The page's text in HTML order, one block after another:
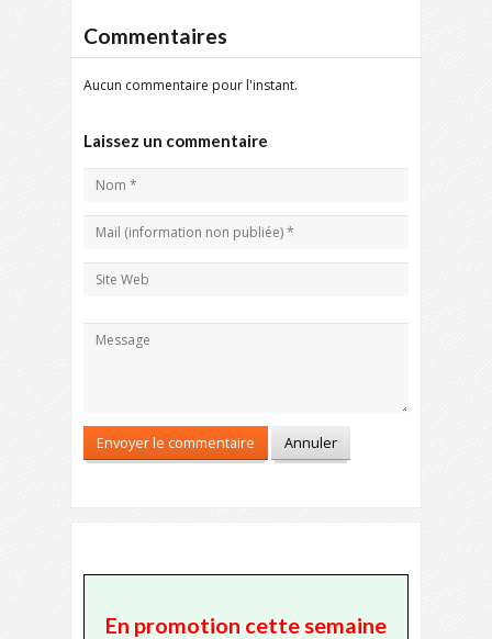
Commentaires
Aucun commentaire pour l'instant.
Laissez un commentaire
En promotion cette semaine